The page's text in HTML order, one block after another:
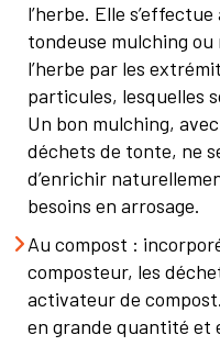
l’herbe. Elle
tondeuse mulching ou
l’herbe par les
particules, lesquelles
Un bon mulching,
déchets de tonte, ne
d’enrichir
besoins en arrosage.
Au compost :
composteur, les
activateur de
en grande quantité et